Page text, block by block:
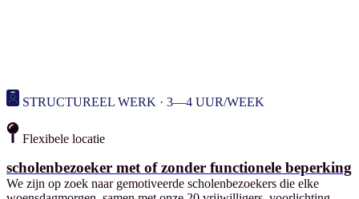
STRUCTUREEL WERK · 3—4 UUR/WEEK
Flexibele locatie
scholenbezoeker met of zonder functionele beperking
We zijn op zoek naar gemotiveerde scholenbezoekers die elke